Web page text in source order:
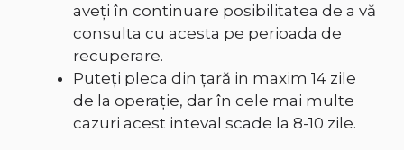
aveți în continuare posibilitatea de a vă
consulta cu acesta pe perioada de
recuperare.
Puteți pleca din țară in maxim 14 zile
de la operație, dar în cele mai multe
cazuri acest inteval scade la 8-10 zile.